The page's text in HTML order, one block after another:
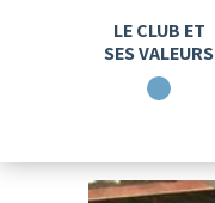
LE CLUB ET
SES VALEURS